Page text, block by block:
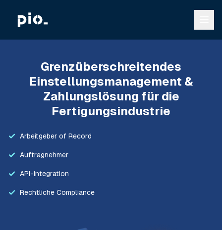
Grenzüberschreitendes
Einstellungsmanagement &
Zahlungslösung für die
Fertigungsindustrie
Arbeitgeber of Record
Auftragnehmer
API-Integration
Rechtliche Compliance